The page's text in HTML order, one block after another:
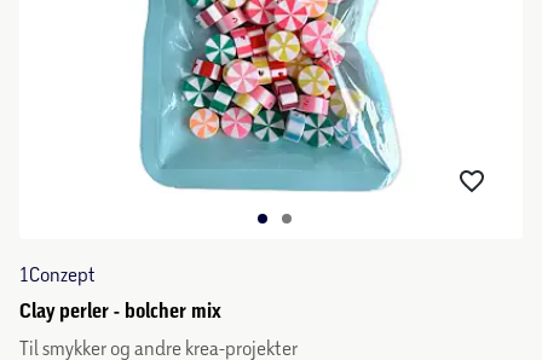
1Conzept
Clay perler - bolcher mix
Til smykker og andre krea-projekter